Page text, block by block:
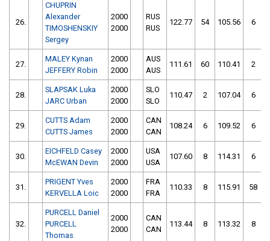
26.
CHUPRIN
Alexander
TIMOSHENSKIY
Sergey
2000
2000
RUS
RUS
122.77 54 105.56 6
27.
MALEY Kynan
JEFFERY Robin
2000
2000
AUS
AUS
111.61 60 110.41 2
28.
SLAPSAK Luka
JARC Urban
2000
2000
SLO
SLO
110.47 2 107.04 6
29.
CUTTS Adam
CUTTS James
2000
2000
CAN
CAN
108.24 6 109.52 6
30.
EICHFELD Casey
McEWAN Devin
2000
2000
USA
USA
107.60 8 114.31 6
31.
PRIGENT Yves
KERVELLA Loic
2000
2000
FRA
FRA
110.33 8 115.91 58
32.
PURCELL Daniel
PURCELL
Thomas
2000
2000
CAN
CAN
113.44 8 113.32 8